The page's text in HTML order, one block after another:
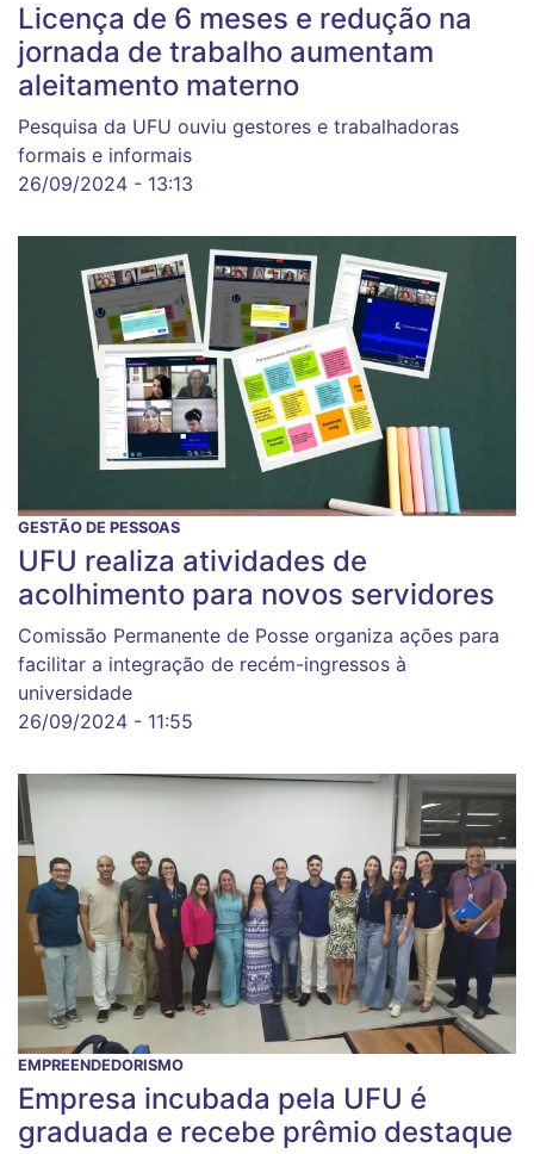
Licença de 6 meses e redução na
jornada de trabalho aumentam
aleitamento materno
Pesquisa da UFU ouviu gestores e trabalhadoras
formais e informais
26/09/2024 - 13:13
GESTÃO DE PESSOAS
UFU realiza atividades de
acolhimento para novos servidores
Comissão Permanente de Posse organiza ações para
facilitar a integração de recém-ingressos à
universidade
26/09/2024 - 11:55
EMPREENDEDORISMO
Empresa incubada pela UFU é
graduada e recebe prêmio destaque